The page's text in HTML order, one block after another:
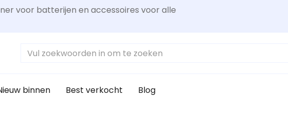
voor batterijen en accessoires voor alle
binnen Best verkocht Blog